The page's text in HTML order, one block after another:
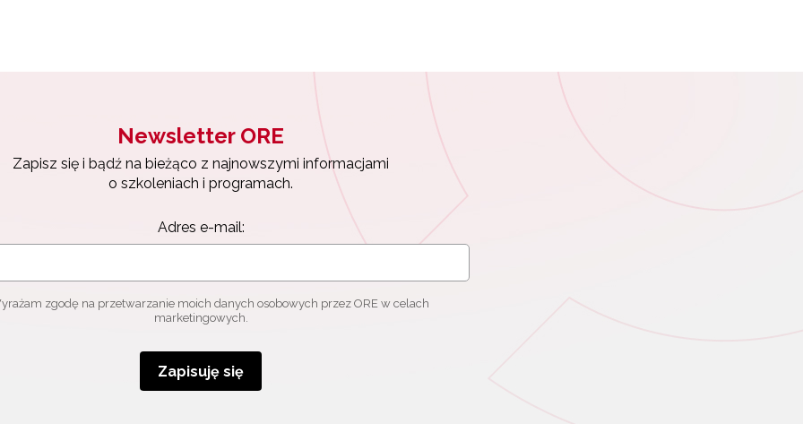
Newsletter ORE
Zapisz się i bądź na bieżąco z najnowszymi informacjami
o szkoleniach i programach.
Adres e-mail:
zgodę na przetwarzanie moich danych osobowych przez ORE w celach
marketingowych.
Zapisuję się